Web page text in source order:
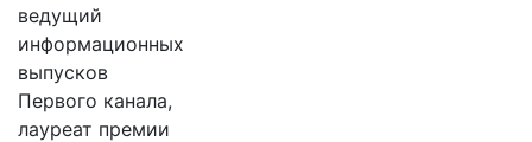
ведущий
информационных
выпусков
Первого канала,
лауреат премии